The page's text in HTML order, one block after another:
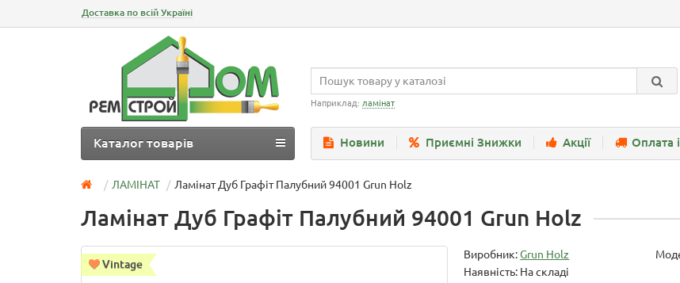
Доставка по всій Україні
Наприклад: ламінат
Новини Приємні Знижки Акції Оплата
Каталог товарів
ЛАМІНАТ Ламінат Дуб Графіт Палубний 94001 Grun Holz
Ламінат Дуб Графіт Палубний 94001 Grun Holz
Vintage
Виробник:Grun Holz
Наявність: На складі